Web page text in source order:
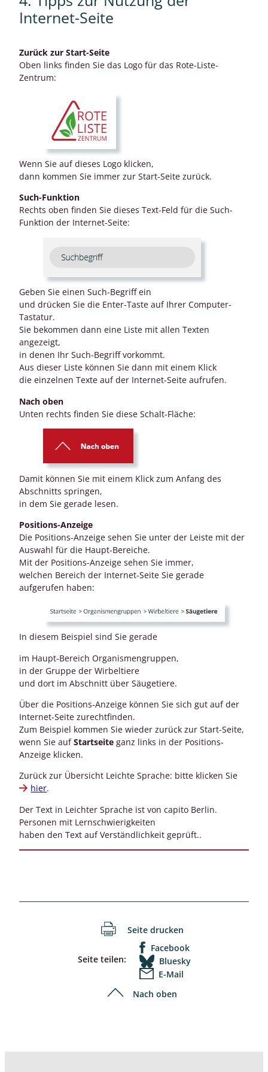
Internet-Seite
Zurück zur Start-Seite
Oben links finden Sie das Logo für das Rote-Liste-
Zentrum:
Wenn Sie auf dieses Logo klicken,
dann kommen Sie immer zur Start-Seite zurück.
Such-Funktion
Rechts oben finden Sie dieses Text-Feld für die Such-
Funktion der Internet-Seite:
Geben Sie einen Such-Begriff ein
und drücken Sie die Enter-Taste auf Ihrer Computer-
Tastatur.
Sie bekommen dann eine Liste mit allen Texten
angezeigt,
in denen Ihr Such-Begriff vorkommt.
Aus dieser Liste können Sie dann mit einem Klick
die einzelnen Texte auf der Internet-Seite aufrufen.
Nach oben
Unten rechts finden Sie diese Schalt-Fläche:
Damit können Sie mit einem Klick zum Anfang des
Abschnitts springen,
in dem Sie gerade lesen.
Positions-Anzeige
Die Positions-Anzeige sehen Sie unter der Leiste mit der
Auswahl für die Haupt-Bereiche.
Mit der Positions-Anzeige sehen Sie immer,
welchen Bereich der Internet-Seite Sie gerade
aufgerufen haben:
In diesem Beispiel sind Sie gerade
im Haupt-Bereich Organismengruppen,
in der Gruppe der Wirbeltiere
und dort im Abschnitt über Säugetiere.
Über die Positions-Anzeige können Sie sich gut auf der
Internet-Seite zurechtfinden.
Zum Beispiel kommen Sie wieder zurück zur Start-Seite,
wenn Sie aufStartseite ganz links in der Positions-
Anzeige klicken.
Zurück zur Übersicht Leichte Sprache: bitte klicken Sie
hier.
Der Text in Leichter Sprache ist von capito Berlin.
Personen mit Lernschwierigkeiten
haben den Text auf Verständlichkeit geprüft..
Seite drucken
Seite teilen:
Facebook
Bluesky
E-Mail
Nach oben